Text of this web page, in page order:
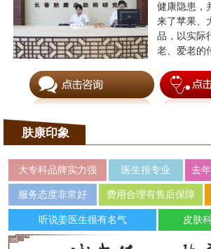
健康隐患，
来了苹果、
品，以实际
老、爱老的
肤康印象
大专科品牌实力强 医生很专业 去
服务态度非常好 费用合理有售后保障
听说姜医生很有名气 皮肤